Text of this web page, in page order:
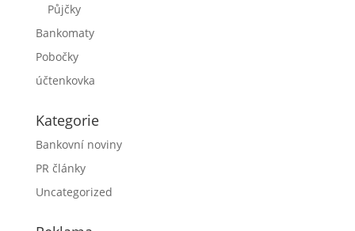
Půjčky
Bankomaty
Pobočky
účtenkovka
Kategorie
Bankovní noviny
PR články
Uncategorized